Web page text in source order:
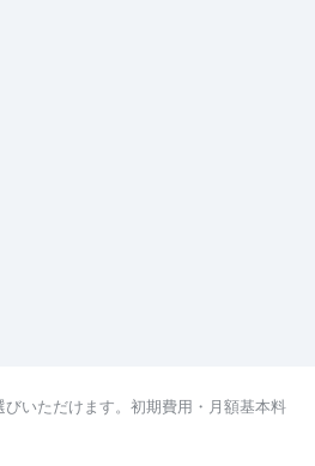
いただけます。初期費用・月額基本料